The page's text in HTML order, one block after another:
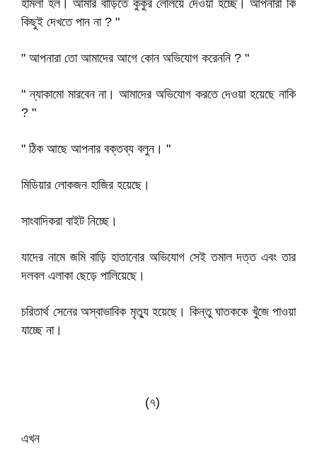
হামলা হল। আমার বাড়িতে কুকুর লেলিয়ে দেওয়া হচ্ছে। আপনারা কি
কিছুই দেখতে পান না ? "
" আপনারা তো আমাদের আগে কোন অভিযোগ করেননি ? "
" ন্যাকামো মারবেন না। আমাদের অভিযোগ করতে দেওয়া হয়েছে নাকি
? "
" ঠিক আছে আপনার বক্তব্য বলুন। "
মিডিয়ার লোকজন হাজির হয়েছে।
সাংবাদিকরা বাইট নিচ্ছে।
যাদের নামে জমি বাড়ি হাতানোর অভিযোগ সেই তমাল দত্ত এবং তার
দলবল এলাকা ছেড়ে পালিয়েছে।
চরিতার্থ সেনের অস্বাভাবিক মৃত্যু হয়েছে। কিন্তু ঘাতককে খুঁজে পাওয়া
যাচ্ছে না।
(৭)
এখন